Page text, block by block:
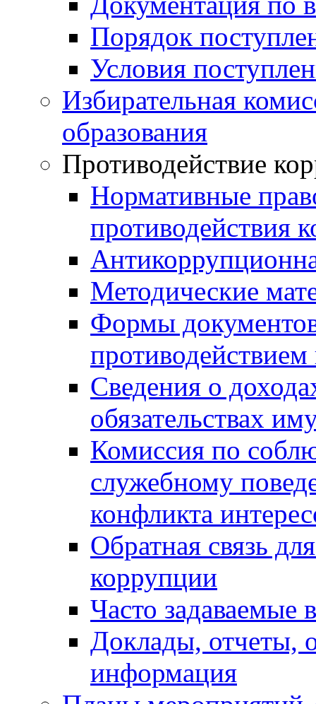
Порядок
Условия
Избирательная
образования
Противодействие
Нормативные
противодействия
Методические
Формы
Сведения о
обязательствах
Комиссия по
служебному
конфликта
Обратная связь
коррупции
Часто задаваемые
Доклады, отчеты,
информация